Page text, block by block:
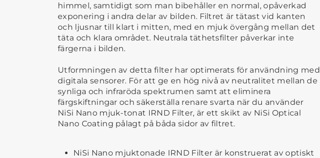
himmel, samtidigt som man bibehåller en normal, opåverkad
exponering i andra delar av bilden. Filtret är tätast vid kanten
och ljusnar till klart i mitten, med en mjuk övergång mellan det
täta och klara området. Neutrala täthetsfilter påverkar inte
färgerna i bilden.
Utformningen av detta filter har optimerats för användning med
digitala sensorer. För att ge en hög nivå av neutralitet mellan de
synliga och infraröda spektrumen samt att eliminera
färgskiftningar och säkerställa renare svarta när du använder
NiSi Nano mjuk-tonat IRND Filter, är ett skikt av NiSi Optical
Nano Coating pålagt på båda sidor av filtret.
NiSi Nano mjuktonade IRND Filter är konstruerat av optiskt